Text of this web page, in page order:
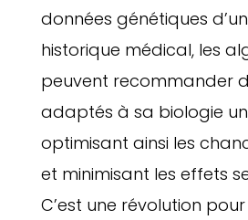
données génétiques
historique médical, les
peuvent recommander
adaptés à sa biologie
optimisant ainsi les
et minimisant les effets
C’est une révolution